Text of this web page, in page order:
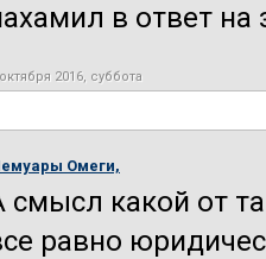
в ответ
2016, суббота
Омеги,
смысл какой от
равно